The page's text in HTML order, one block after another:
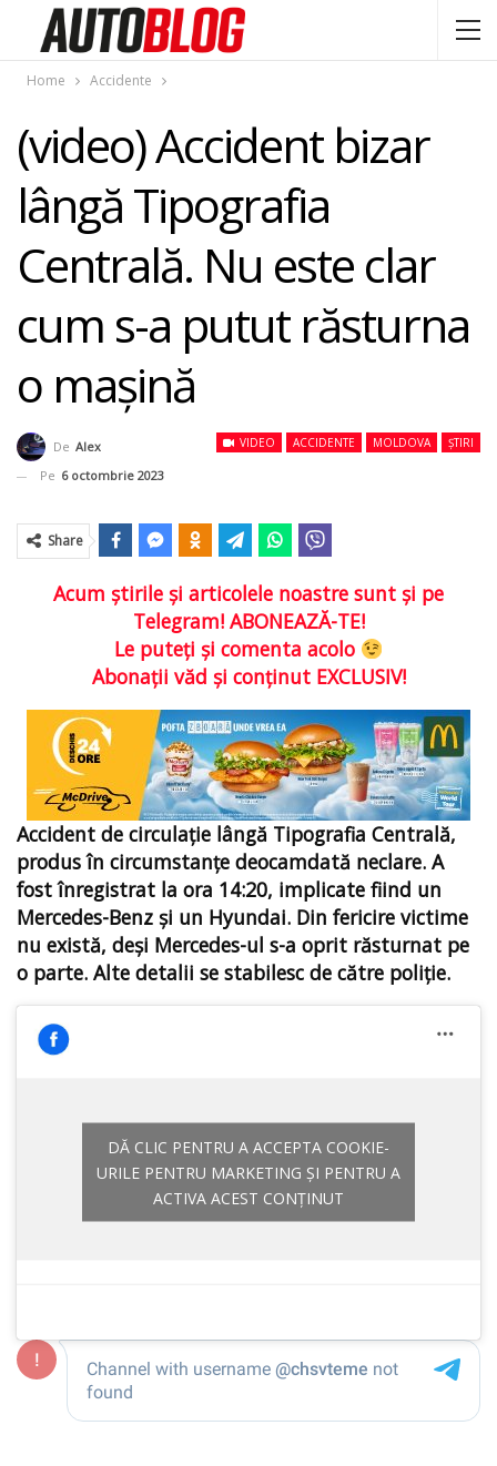
Home Accidente
(video) Accident bizar
lângă Tipografia
Centrală. Nu este clar
cum s-a putut răsturna
o maşină
VIDEO ACCIDENTE MOLDOVA ȘTIRI
De Alex
Pe 6 octombrie 2023
Share
Acum ştirile şi articolele noastre sunt şi pe
Telegram! ABONEAZĂ-TE!
Le puteţi şi comenta acolo
Abonaţii văd şi conţinut EXCLUSIV!
Accident de circulaţie lângă Tipografia Centrală,
produs în circumstanțe deocamdată neclare. A
fost înregistrat la ora 14:20, implicate fiind un
Mercedes-Benz și un Hyundai. Din fericire victime
nu există, deşi Mercedes-ul s-a oprit răsturnat pe
o parte. Alte detalii se stabilesc de către poliţie.
DĂ CLIC PENTRU A ACCEPTA COOKIE-
URILE PENTRU MARKETING ȘI PENTRU A
ACTIVA ACEST CONȚINUT